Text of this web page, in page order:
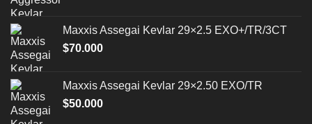
Maxxis Assegai Kevlar 29×2.5 EXO+/TR/3CT
$70.000
Maxxis Assegai Kevlar 29×2.50 EXO/TR
$50.000